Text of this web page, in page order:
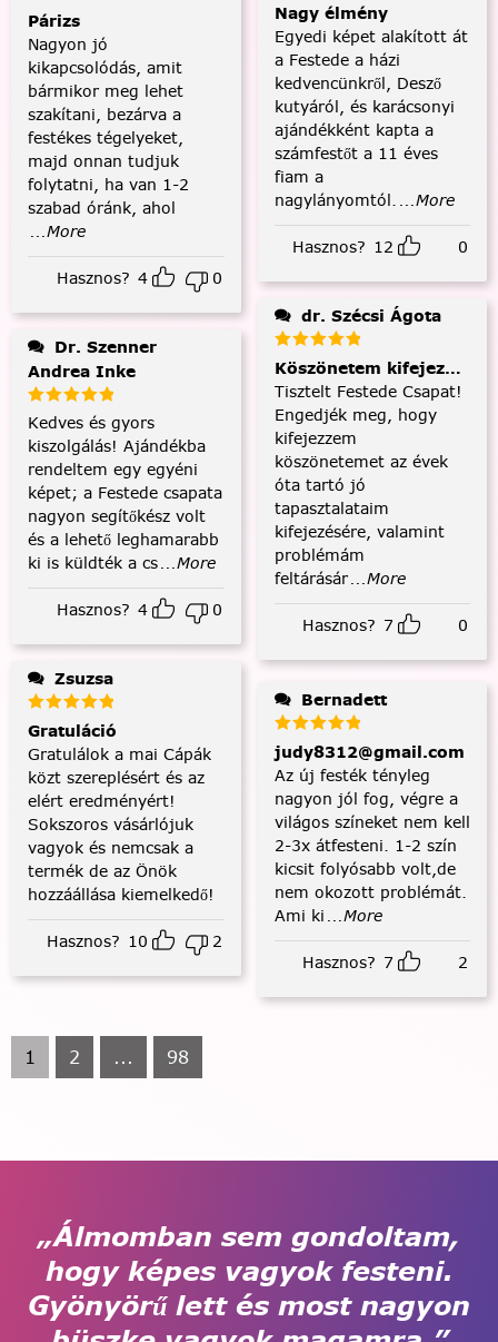
Párizs
Nagyon jó
kikapcsolódás, amit
bármikor meg lehet
szakítani, bezárva a
festékes tégelyeket,
majd onnan tudjuk
folytatni, ha van 1-2
szabad óránk, ahol
...More
Hasznos? 4 0
Andrea Inke
Kedves és gyors
kiszolgálás! Ajándékba
rendeltem egy egyéni
képet; a Festede csapata
nagyon segítőkész volt
és a lehető leghamarabb
ki is küldték a cs...More
Hasznos? 4 0
Zsuzsa
Gratuláció
Gratulálok a mai Cápák
közt szereplésért és az
elért eredményért!
Sokszoros vásárlójuk
vagyok és nemcsak a
termék de az Önök
hozzáállása kiemelkedő!
Hasznos? 10 2
Nagy élmény
Egyedi képet alakított át
a Festede a házi
kedvencünkről, Desző
kutyáról, és karácsonyi
ajándékként kapta a
számfestőt a 11 éves
fiam a
nagylányomtól. ...More
Hasznos? 12 0
dr. Szécsi Ágota
Köszönetem kifejezése
Tisztelt Festede Csapat!
Engedjék meg, hogy
kifejezzem
köszönetemet az évek
óta tartó jó
tapasztalataim
kifejezésére, valamint
problémám
feltárásár...More
Hasznos? 7 0
Bernadett
judy8312@gmail.com
Az új festék tényleg
nagyon jól fog, végre a
világos színeket nem kell
2-3x átfesteni. 1-2 szín
kicsit folyósabb volt,de
nem okozott problémát.
Ami ki ...More
Hasznos? 7 2
1 2 ... 98
„Álmomban sem gondoltam,
hogy képes vagyok festeni.
Gyönyörű lett és most nagyon